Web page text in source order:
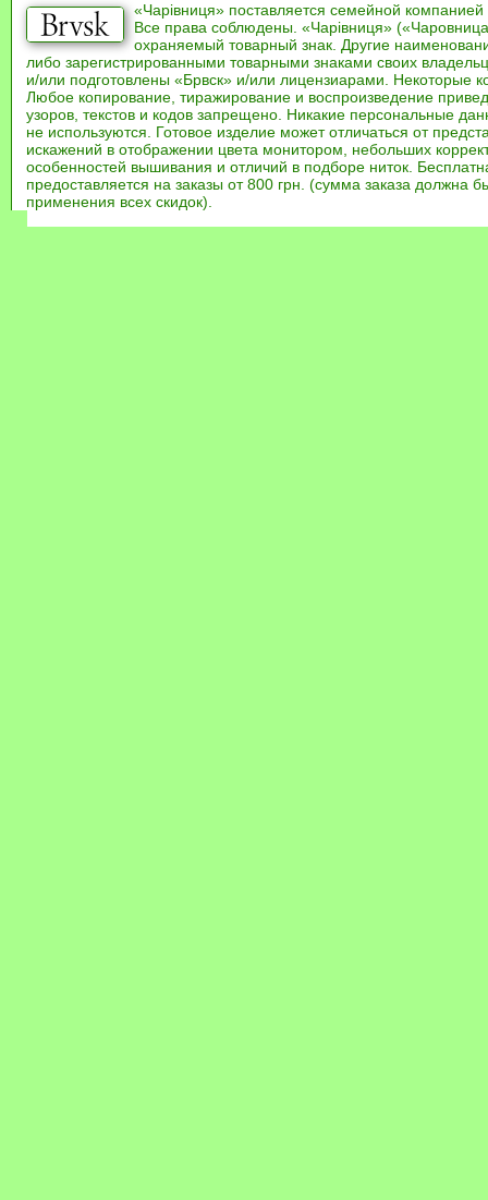
«Чарівниця» поставляется семейной компанией
Все права соблюдены. «Чарівниця»
охраняемый товарный знак. Другие
либо зарегистрированными товарными знаками своих
и/или подготовлены «Брвск» и/или лицензиарами. Некоторые
Любое копирование, тиражирование и воспроизведение
узоров, текстов и кодов запрещено. Никакие персональные
не используются. Готовое изделие может отличаться от
искажений в отображении цвета монитором, небольших
особенностей вышивания и отличий в подборе ниток.
предоставляется на заказы от 800 грн. (сумма заказа должна
применения всех скидок).